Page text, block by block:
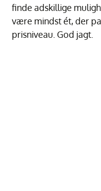
finde adskillige
være mindst ét, der
prisniveau. God jagt.